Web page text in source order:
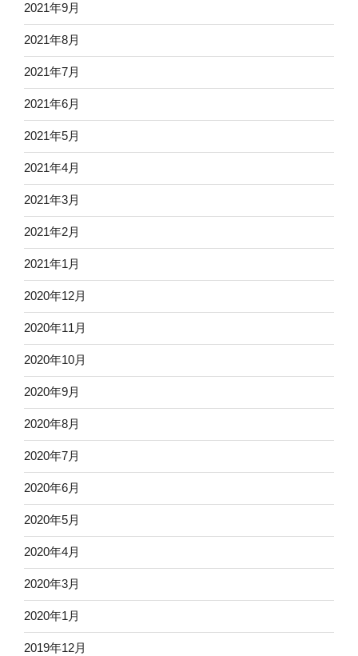
2021年9月
2021年8月
2021年7月
2021年6月
2021年5月
2021年4月
2021年3月
2021年2月
2021年1月
2020年12月
2020年11月
2020年10月
2020年9月
2020年8月
2020年7月
2020年6月
2020年5月
2020年4月
2020年3月
2020年1月
2019年12月